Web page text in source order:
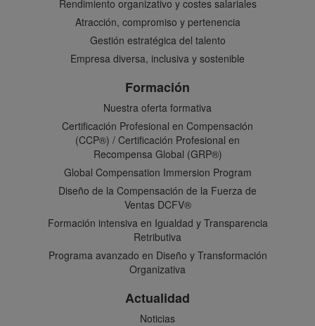
Rendimiento organizativo y costes salariales
Atracción, compromiso y pertenencia
Gestión estratégica del talento
Empresa diversa, inclusiva y sostenible
Formación
Nuestra oferta formativa
Certificación Profesional en Compensación
(CCP®) / Certificación Profesional en
Recompensa Global (GRP®)
Global Compensation Immersion Program
Diseño de la Compensación de la Fuerza de
Ventas DCFV®
Formación intensiva en Igualdad y Transparencia
Retributiva
Programa avanzado en Diseño y Transformación
Organizativa
Actualidad
Noticias